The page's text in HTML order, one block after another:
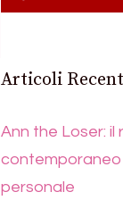
Articoli
Ann the Loser: il
contemporaneo
personale